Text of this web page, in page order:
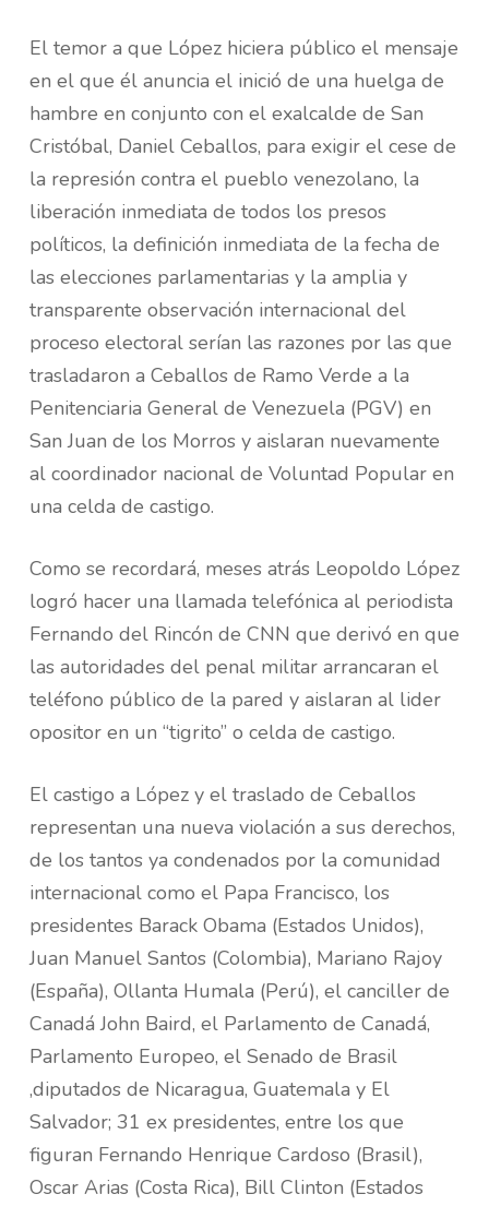
El temor a que López hiciera público el mensaje
en el que él anuncia el inició de una huelga de
hambre en conjunto con el exalcalde de San
Cristóbal, Daniel Ceballos, para exigir el cese de
la represión contra el pueblo venezolano, la
liberación inmediata de todos los presos
políticos, la definición inmediata de la fecha de
las elecciones parlamentarias y la amplia y
transparente observación internacional del
proceso electoral serían las razones por las que
trasladaron a Ceballos de Ramo Verde a la
Penitenciaria General de Venezuela (PGV) en
San Juan de los Morros y aislaran nuevamente
al coordinador nacional de Voluntad Popular en
una celda de castigo.
Como se recordará, meses atrás Leopoldo López
logró hacer una llamada telefónica al periodista
Fernando del Rincón de CNN que derivó en que
las autoridades del penal militar arrancaran el
teléfono público de la pared y aislaran al lider
opositor en un “tigrito” o celda de castigo.
El castigo a López y el traslado de Ceballos
representan una nueva violación a sus derechos,
de los tantos ya condenados por la comunidad
internacional como el Papa Francisco, los
presidentes Barack Obama (Estados Unidos),
Juan Manuel Santos (Colombia), Mariano Rajoy
(España), Ollanta Humala (Perú), el canciller de
Canadá John Baird, el Parlamento de Canadá,
Parlamento Europeo, el Senado de Brasil
,diputados de Nicaragua, Guatemala y El
Salvador; 31 ex presidentes, entre los que
figuran Fernando Henrique Cardoso (Brasil),
Oscar Arias (Costa Rica), Bill Clinton (Estados